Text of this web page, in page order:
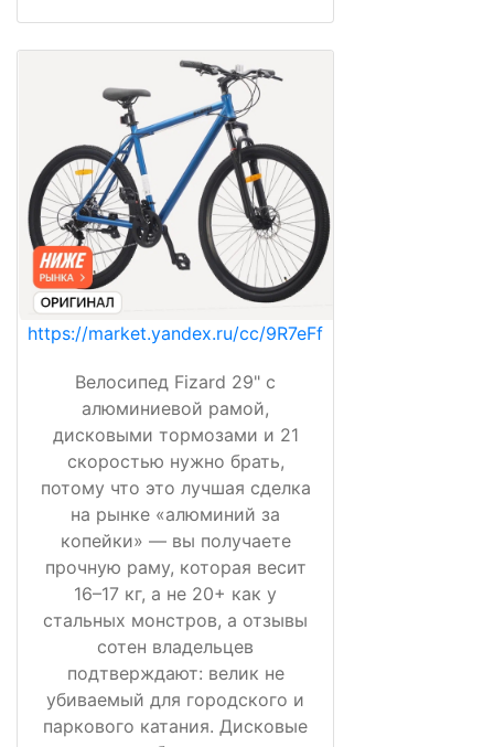
https://market.yandex.ru/cc/9R7eFf
Велосипед Fizard 29" с
алюминиевой рамой,
дисковыми тормозами и 21
скоростью нужно брать,
потому что это лучшая сделка
на рынке «алюминий за
копейки» — вы получаете
прочную раму, которая весит
16–17 кг, а не 20+ как у
стальных монстров, а отзывы
сотен владельцев
подтверждают: велик не
убиваемый для городского и
паркового катания. Дисковые